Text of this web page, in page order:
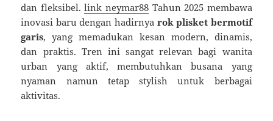
dan fleksibel.link neymar88 Tahun 2025 membawa
inovasi baru dengan hadirnya rok plisket bermotif
garis, yang memadukan kesan modern, dinamis,
dan praktis. Tren ini sangat relevan bagi wanita
urban yang aktif, membutuhkan busana yang
nyaman namun tetap stylish untuk berbagai
aktivitas.